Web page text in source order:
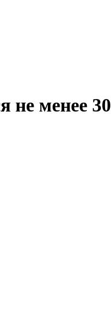
не менее 30